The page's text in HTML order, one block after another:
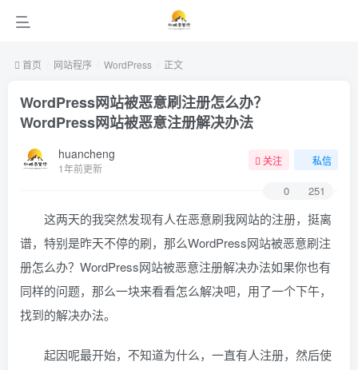
首页 网站程序 WordPress 正文
WordPress网站被恶意刷注册怎么办？
WordPress网站被恶意注册解决办法
huancheng
1年前更新
关注 私信
0 251
这两天的我突然发现有人在恶意刷我网站的注册，挺离
谱，特别是昨天不停的刷，那么WordPress网站被恶意刷注
册怎么办？WordPress网站被恶意注册解决办法如果你也有
同样的问题，那么一块来看看怎么解决吧，用了一个下午，
找到的解决办法。
起因呢最开始，不知道为什么，一直有人注册，然后使